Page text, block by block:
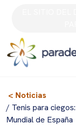
< Noticias
/ Tenis para
Mundial de España